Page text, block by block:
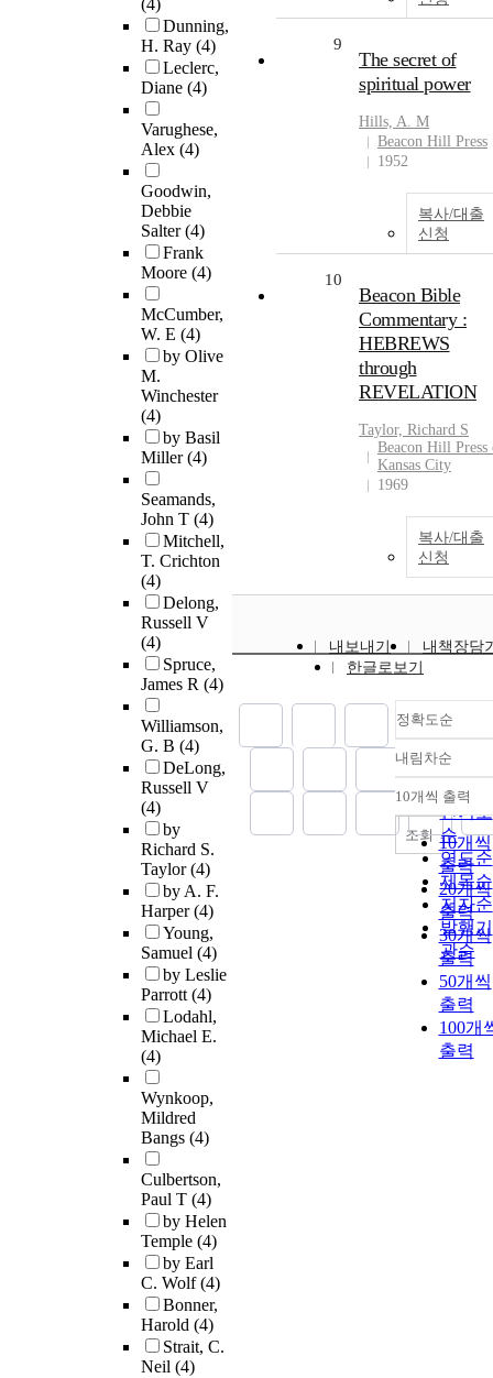
(4)
Dunning,
H. Ray (4)
Leclerc,
Diane (4)
Varughese,
Alex (4)
Goodwin,
Debbie
Salter(4)
Frank
Moore (4)
McCumber,
W. E (4)
by Olive
M.
Winchester
(4)
by Basil
Miller(4)
Seamands,
John T (4)
Mitchell,
T. Crichton
(4)
Delong,
Russell V
(4)
Spruce,
James R (4)
Williamson,
G. B (4)
DeLong,
Russell V
(4)
by
Richard S.
Taylor(4)
by A. F.
Harper(4)
Young,
Samuel (4)
by Leslie
Parrott(4)
Lodahl,
Michael E.
(4)
Wynkoop,
Mildred
Bangs (4)
Culbertson,
Paul T (4)
by Helen
Temple (4)
by Earl
C. Wolf(4)
Bonner,
Harold (4)
Strait, C.
Neil (4)
9
The secret of
spiritual power
Hills, A. M
Beacon Hill Press
1952
복사/대출
신청
10
Beacon Bible
Commentary :
HEBREWS
through
REVELATION
Taylor, Richard S
Beacon Hill Press
Kansas City
1969
복사/대출
신청
내보내기
내책장담
한글로보기
정확도순
정확도
순
인기도
순
연도순
제목순
저자순
발행기
관순
내림차순
내림
10개씩 출력
10개씩
출력
20개씩
출력
30개씩
출력
50개씩
출력
100개
출력
조회